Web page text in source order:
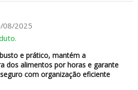
08/2025
e prático, mantém a
dos alimentos por horas e garante
com organização eficiente